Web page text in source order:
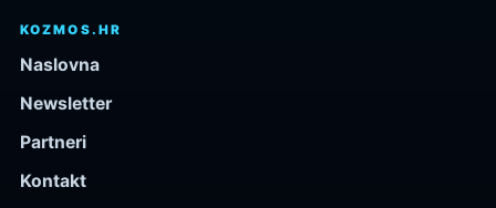
KOZMOS.HR
Naslovna
Newsletter
Partneri
Kontakt